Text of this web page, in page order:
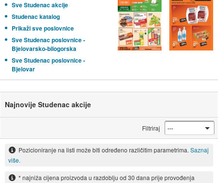
Sve Studenac akcije
Studenac katalog
Prikaži sve poslovnice
Sve Studenac poslovnice -
Bjelovarsko-bilogorska
Sve Studenac poslovnice -
Bjelovar
Najnovije Studenac akcije
Filtriraj
Pozicioniranje na listi može biti određeno različitim parametrima. Saznaj
više.
* najniža cijena proizvoda u razdoblju od 30 dana prije provođenja